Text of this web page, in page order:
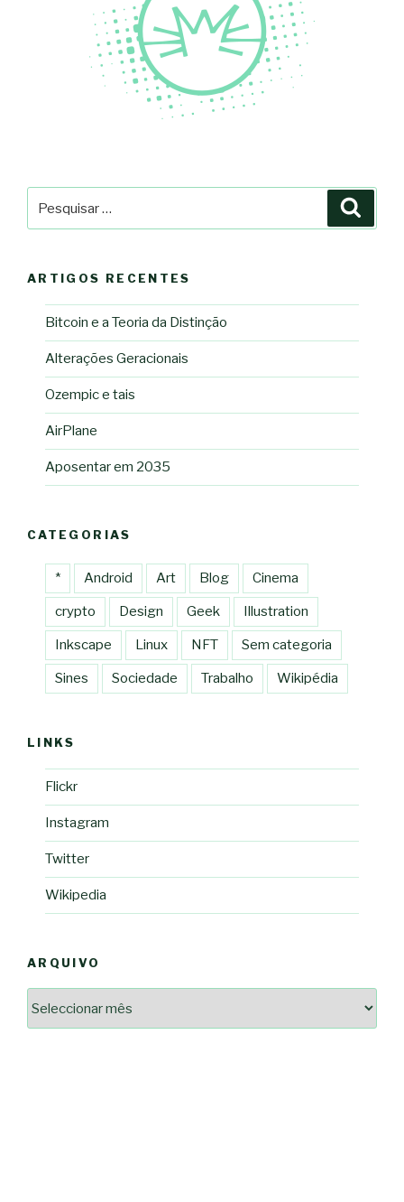
por:
ARTIGOS RECENTES
Bitcoin e a Teoria da Distinção
Alterações Geracionais
Ozempic e tais
AirPlane
Aposentar em 2035
CATEGORIAS
* Android Art Blog Cinema
crypto Design Geek Illustration
Inkscape Linux NFT Sem categoria
Sines Sociedade Trabalho Wikipédia
LINKS
Flickr
Instagram
Twitter
Wikipedia
ARQUIVO